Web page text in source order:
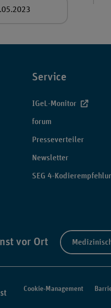
Service
IGeL-Monitor
forum
Presseverteiler
Newsletter
SEG 4-
vor Ort
Cookie-Management